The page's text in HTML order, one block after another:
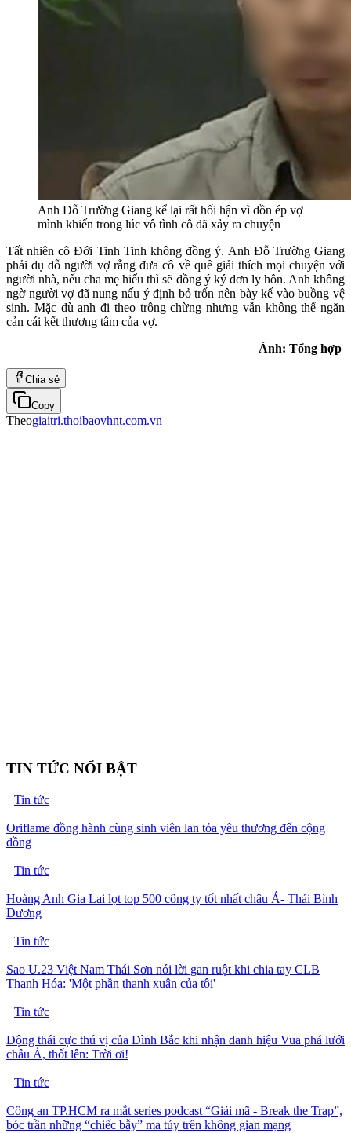
Anh Đỗ Trường Giang kể lại rất hối hận vì dồn ép vợ
mình khiến trong lúc vô tình cô đã xảy ra chuyện
Tất nhiên cô Đới Tinh Tinh không đồng ý. Anh Đỗ Trường Giang
phải dụ dỗ người vợ rằng đưa cô về quê giải thích mọi chuyện với
người nhà, nếu cha mẹ hiểu thì sẽ đồng ý ký đơn ly hôn. Anh không
ngờ người vợ đã nung nấu ý định bỏ trốn nên bày kế vào buồng vệ
sinh. Mặc dù anh đi theo trông chừng nhưng vẫn không thể ngăn
cản cái kết thương tâm của vợ.
Ảnh: Tổng hợp
Chia sẻ
Copy
Theogiaitri.thoibaovhnt.com.vn
TIN TỨC NỔI BẬT
Tin tức
Oriflame đồng hành cùng sinh viên lan tỏa yêu thương đến cộng
đồng
Tin tức
Hoàng Anh Gia Lai lọt top 500 công ty tốt nhất châu Á- Thái Bình
Dương
Tin tức
Sao U.23 Việt Nam Thái Sơn nói lời gan ruột khi chia tay CLB
Thanh Hóa: 'Một phần thanh xuân của tôi'
Tin tức
Động thái cực thú vị của Đình Bắc khi nhận danh hiệu Vua phá lưới
châu Á, thốt lên: Trời ơi!
Tin tức
Công an TP.HCM ra mắt series podcast “Giải mã - Break the Trap”,
bóc trần những “chiếc bẫy” ma túy trên không gian mạng